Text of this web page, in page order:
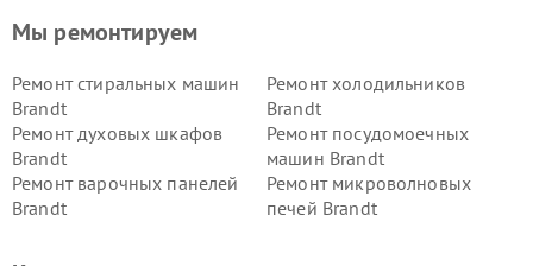
Мы ремонтируем
Ремонт стиральных машин
Brandt
Ремонт холодильников
Brandt
Ремонт духовых шкафов
Brandt
Ремонт посудомоечных
машин Brandt
Ремонт варочных панелей
Brandt
Ремонт микроволновых
печей Brandt